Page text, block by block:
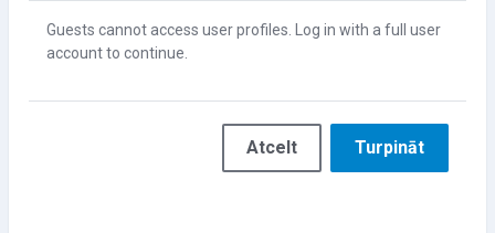
Guests cannot access user profiles. Log in with a full user
account to continue.
Atcelt Turpināt